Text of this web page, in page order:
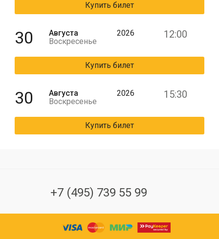
Купить билет
30
Августа
Воскресенье
2026 12:00
Купить билет
30
Августа
Воскресенье
2026 15:30
Купить билет
+7 (495) 739 55 99